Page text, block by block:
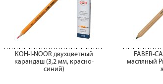
KOH-I-NOOR двухцветный
карандаш (3,2 мм, красно-
синий)
FABER-
масляный